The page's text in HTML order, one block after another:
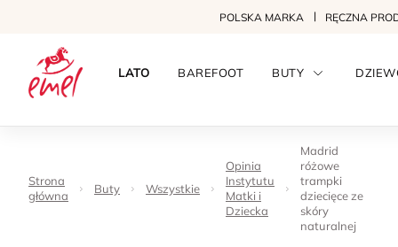
POLSKA MARKA RĘCZNA
LATO BAREFOOT BUTY
Strona
główna
Buty Wszystkie
Opinia
Instytutu
Matki i
Dziecka
Madrid
różowe
trampki
dziecięce ze
skóry
naturalnej